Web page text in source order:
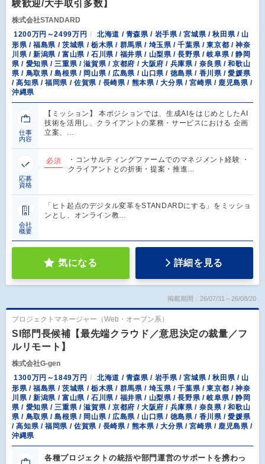
験歓迎/大手取引多数】
株式会社STANDARD
1200万円～2499万円
北海道 / 青森県 / 岩手県 / 宮城県 / 秋田県 / 山
形県 / 福島県 / 茨城県 / 栃木県 / 群馬県 / 埼玉県 / 千葉県 / 東京都 / 神奈
川県 / 新潟県 / 富山県 / 石川県 / 福井県 / 山梨県 / 長野県 / 岐阜県 / 静岡
県 / 愛知県 / 三重県 / 滋賀県 / 京都府 / 大阪府 / 兵庫県 / 奈良県 / 和歌山
県 / 鳥取県 / 島根県 / 岡山県 / 広島県 / 山口県 / 徳島県 / 香川県 / 愛媛県
/ 高知県 / 福岡県 / 佐賀県 / 長崎県 / 熊本県 / 大分県 / 宮崎県 / 鹿児島県 /
沖縄県
仕事
内容
【ミッション】 本ポジションでは、生成AIをはじめとしたAI
技術を活用し、クライアントの業務・サービスにおける 企画
立案、…
応募
資格
必須
・コンサルティングファームでのマネジメント経験 ・
クライアントとの折衝・提案・推進…
会社
概要
「ヒト起点のデジタル変革をSTANDARDにする」をミッショ
ンとし、オンライン教…
気になる 詳細を見る
掲載期間：26/07/31～26/08/20
プロジェクトマネージャー（Web・オープン系）
SI部門長候補【最先端クラウド／意思決定の裁量／フ
ルリモート】
株式会社G-gen
1300万円～1849万円
北海道 / 青森県 / 岩手県 / 宮城県 / 秋田県 / 山
形県 / 福島県 / 茨城県 / 栃木県 / 群馬県 / 埼玉県 / 千葉県 / 東京都 / 神奈
川県 / 新潟県 / 富山県 / 石川県 / 福井県 / 山梨県 / 長野県 / 岐阜県 / 静岡
県 / 愛知県 / 三重県 / 滋賀県 / 京都府 / 大阪府 / 兵庫県 / 奈良県 / 和歌山
県 / 鳥取県 / 島根県 / 岡山県 / 広島県 / 山口県 / 徳島県 / 香川県 / 愛媛県
/ 高知県 / 福岡県 / 佐賀県 / 長崎県 / 熊本県 / 大分県 / 宮崎県 / 鹿児島県 /
沖縄県
各種プロジェクトの統括や部門運営のサポートを携わっ